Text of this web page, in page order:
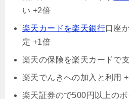
い +2倍
楽天カードを楽天銀行口座
定 +1倍
楽天の保険を楽天カードで
楽天でんきへの加入と利用
楽天証券ので500円以上のポ